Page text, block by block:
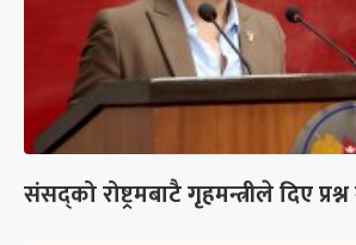
संसद्को रोष्ट्रमबाटै गृहमन्त्रीले दिए